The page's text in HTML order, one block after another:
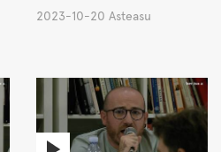
2023-10-20 Asteasu